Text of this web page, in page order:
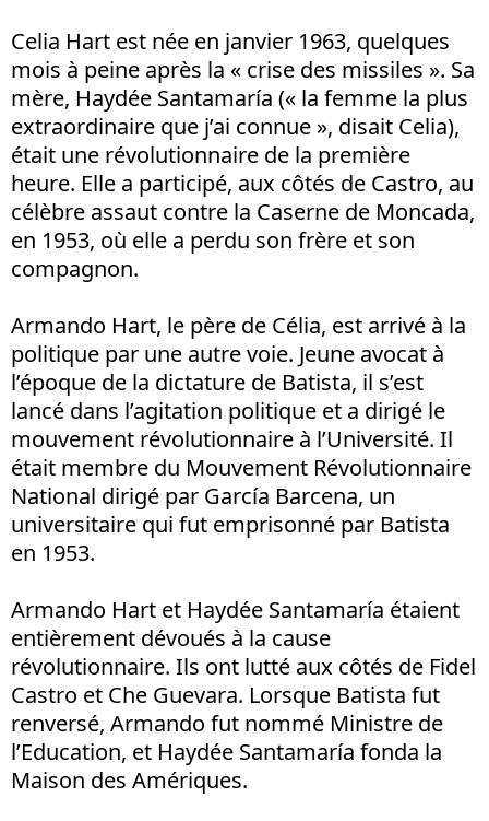
Celia Hart est née en janvier 1963, quelques
mois à peine après la « crise des missiles ». Sa
mère, Haydée Santamaría (« la femme la plus
extraordinaire que j’ai connue », disait Celia),
était une révolutionnaire de la première
heure. Elle a participé, aux côtés de Castro, au
célèbre assaut contre la Caserne de Moncada,
en 1953, où elle a perdu son frère et son
compagnon.
Armando Hart, le père de Célia, est arrivé à la
politique par une autre voie. Jeune avocat à
l’époque de la dictature de Batista, il s’est
lancé dans l’agitation politique et a dirigé le
mouvement révolutionnaire à l’Université. Il
était membre du Mouvement Révolutionnaire
National dirigé par García Barcena, un
universitaire qui fut emprisonné par Batista
en 1953.
Armando Hart et Haydée Santamaría étaient
entièrement dévoués à la cause
révolutionnaire. Ils ont lutté aux côtés de Fidel
Castro et Che Guevara. Lorsque Batista fut
renversé, Armando fut nommé Ministre de
l’Education, et Haydée Santamaría fonda la
Maison des Amériques.